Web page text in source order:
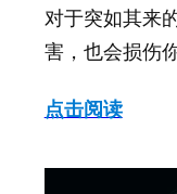
对于突如其来
害，也会损伤
点击阅读